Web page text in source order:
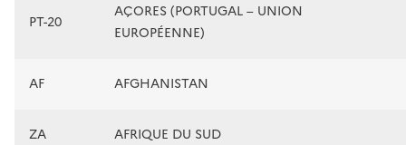
PT-20
AÇORES (PORTUGAL – UNION
EUROPÉENNE)
AF AFGHANISTAN
ZA AFRIQUE DU SUD